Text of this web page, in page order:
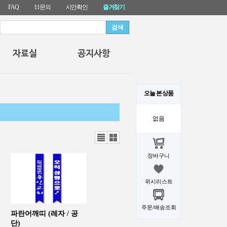
FAQ 1:1문의 시안확인 즐겨찾기
오늘 본 상품
없음
장바구니
위시리스트
주문/배송조회
리스
트뷰
갤러
리뷰
파란어깨띠 (레자 / 공
단)